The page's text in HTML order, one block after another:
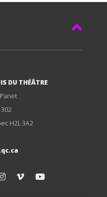
DU THÉÂTRE
H2L 3A2